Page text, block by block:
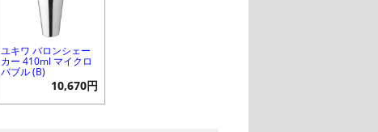
ユキワ バロンシェー
カー 410ml マイクロ
バブル (B)
10,670円